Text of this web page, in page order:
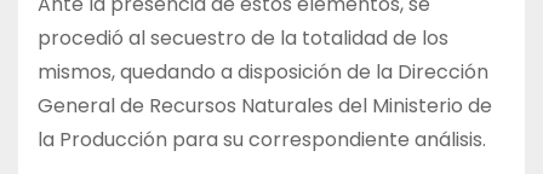
procedió al secuestro de la totalidad de los
mismos, quedando a disposición de la Dirección
General de Recursos Naturales del Ministerio de
la Producción para su correspondiente análisis.